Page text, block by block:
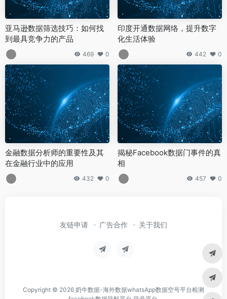
亚马逊数据筛选技巧：如何找
到最具竞争力的产品
469 0
印度开通数据网络，提升数字
化生活体验
442 0
金融数据分析师的重要性及其
在金融行业中的应用
432 0
揭秘Facebook数据门事件的真
相
457 0
友链申请 广告合作 关于我们
Copyright © 2026 奶牛数据-海外数据whatsApp数据空号平台检测